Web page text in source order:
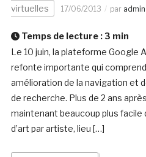
virtuelles 17/06/2013 par admin
Temps de lecture : 3 min
Le 10 juin, la plateforme Google
refonte importante qui
amélioration de la navigation et
de recherche. Plus de 2 ans
maintenant beaucoup plus
d’art par artiste, lieu […]